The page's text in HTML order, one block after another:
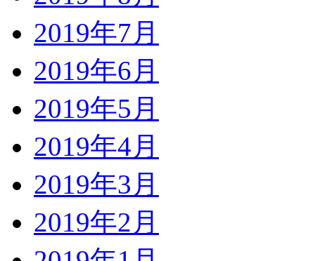
2019年7月
2019年6月
2019年5月
2019年4月
2019年3月
2019年2月